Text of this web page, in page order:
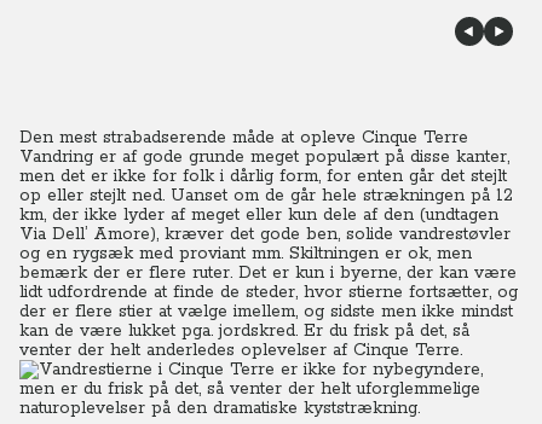
Den mest strabadserende måde at opleve Cinque Terre
Vandring er af gode grunde meget populært på disse kanter,
men det er ikke for folk i dårlig form, for enten går det stejlt
op eller stejlt ned. Uanset om de går hele strækningen på 12
km, der ikke lyder af meget eller kun dele af den (undtagen
Via Dell’ Amore), kræver det gode ben, solide vandrestøvler
og en rygsæk med proviant mm. Skiltningen er ok, men
bemærk der er flere ruter. Det er kun i byerne, der kan være
lidt udfordrende at finde de steder, hvor stierne fortsætter, og
der er flere stier at vælge imellem, og sidste men ikke mindst
kan de være lukket pga. jordskred. Er du frisk på det, så
venter der helt anderledes oplevelser af Cinque Terre.